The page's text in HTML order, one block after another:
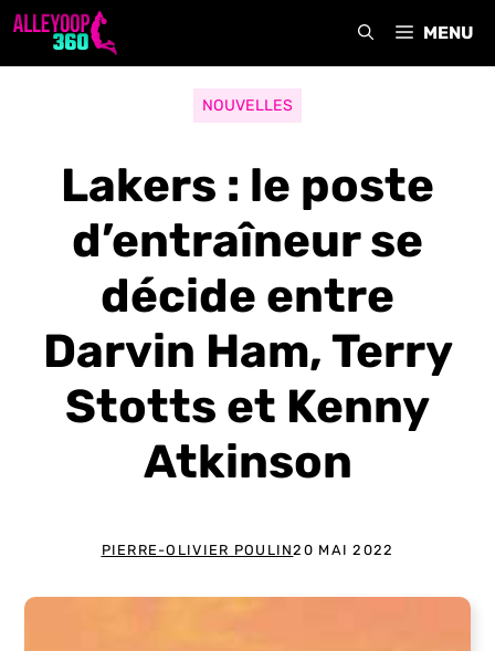
Aller
MENU
NOUVELLES
Lakers : le poste
d’entraîneur se
décide entre
Darvin Ham, Terry
Stotts et Kenny
Atkinson
PIERRE-OLIVIER POULIN20 MAI 2022